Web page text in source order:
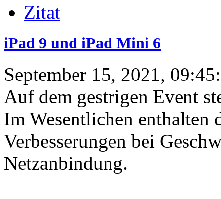
Zitat
iPad 9 und iPad Mini 6
September 15, 2021,
Auf dem gestrigen Event
Im Wesentlichen enthalten
Verbesserungen bei
Netzanbindung.